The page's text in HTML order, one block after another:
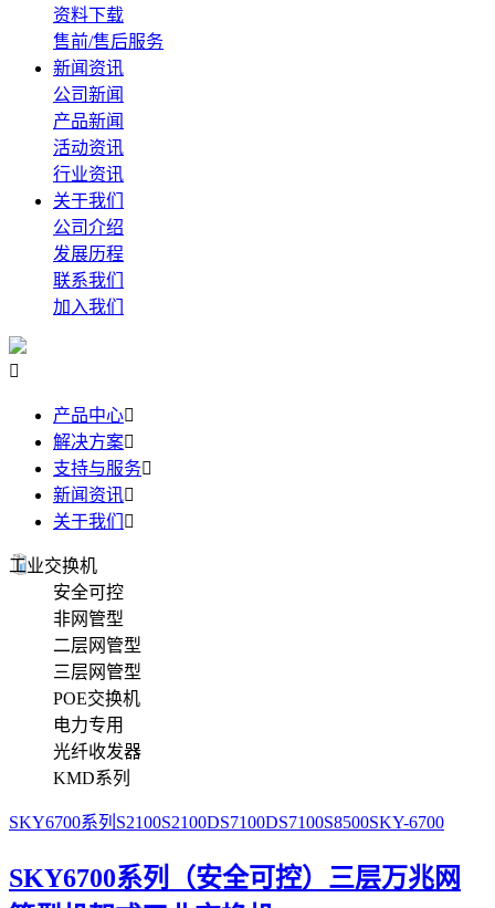
资料下载
售前/售后服务
新闻资讯
公司新闻
产品新闻
活动资讯
行业资讯
关于我们
公司介绍
发展历程
联系我们
加入我们

产品中心
解决方案
支持与服务
新闻资讯
关于我们 
工业交换机
安全可控
非网管型
二层网管型
三层网管型
POE交换机
电力专用
光纤收发器
KMD系列
SKY6700系列 S2100S2100DS7100DS7100S8500SKY-6700
SKY6700系列（安全可控）三层万兆网